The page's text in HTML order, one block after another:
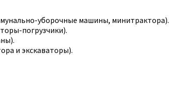
уборочные машины, минитрактора).
погрузчики).
и экскаваторы).